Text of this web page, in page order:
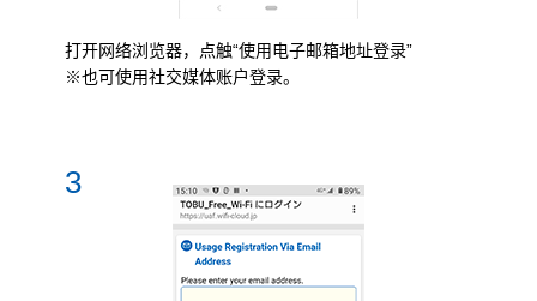
打开网络浏览器，点触“使用电子邮箱地址登录”
※也可使用社交媒体账户登录。
3